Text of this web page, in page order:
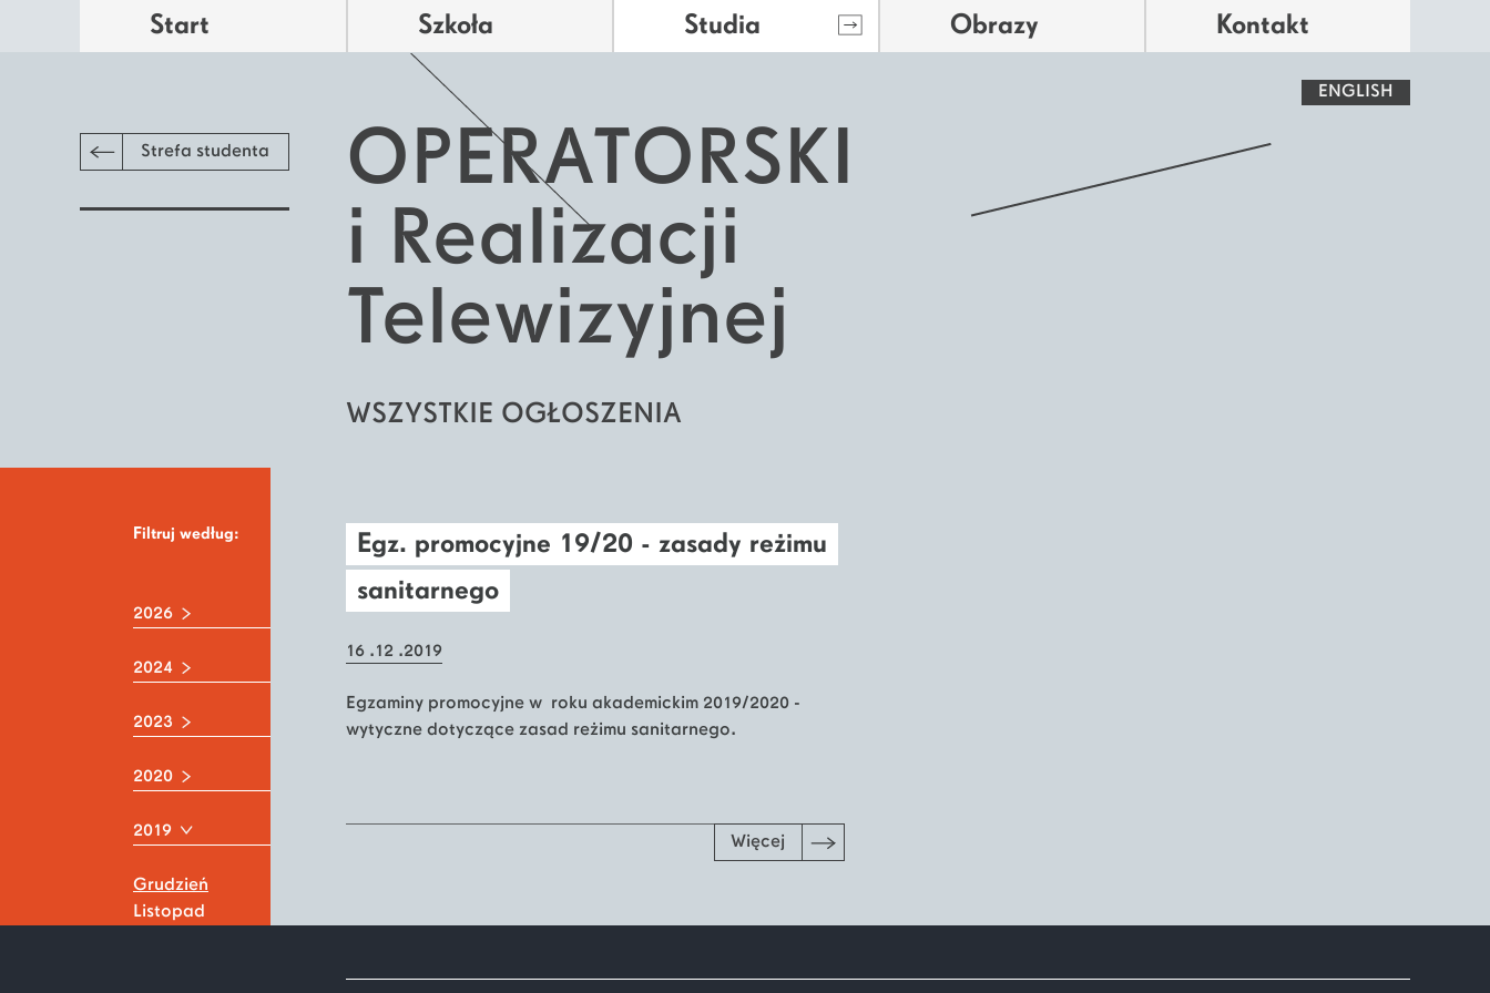
Start Szkoła Studia Obrazy Kontakt
Strefa studenta
ENGLISH
OPERATORSKI
i Realizacji
Telewizyjnej
WSZYSTKIE OGŁOSZENIA
Filtruj według:
2026
2024
2023
2020
2019
Grudzień
Listopad
Egz. promocyjne 19/20 - zasady reżimu
sanitarnego
16 .12 .2019
Egzaminy promocyjne w roku akademickim 2019/2020 -
wytyczne dotyczące zasad reżimu sanitarnego.
Więcej